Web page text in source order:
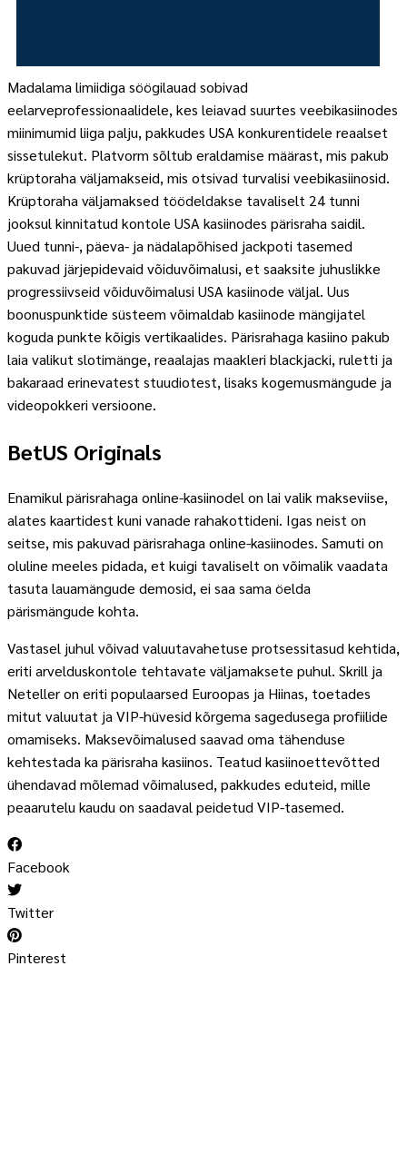
Madalama limiidiga söögilauad sobivad
eelarveprofessionaalidele, kes leiavad suurtes veebikasiinodes
miinimumid liiga palju, pakkudes USA konkurentidele reaalset
sissetulekut. Platvorm sõltub eraldamise määrast, mis pakub
krüptoraha väljamakseid, mis otsivad turvalisi veebikasiinosid.
Krüptoraha väljamaksed töödeldakse tavaliselt 24 tunni
jooksul kinnitatud kontole USA kasiinodes pärisraha saidil.
Uued tunni-, päeva- ja nädalapõhised jackpoti tasemed
pakuvad järjepidevaid võiduvõimalusi, et saaksite juhuslikke
progressiivseid võiduvõimalusi USA kasiinode väljal. Uus
boonuspunktide süsteem võimaldab kasiinode mängijatel
koguda punkte kõigis vertikaalides. Pärisrahaga kasiino pakub
laia valikut slotimänge, reaalajas maakleri blackjacki, ruletti ja
bakaraad erinevatest stuudiotest, lisaks kogemusmängude ja
videopokkeri versioone.
BetUS Originals
Enamikul pärisrahaga online-kasiinodel on lai valik makseviise,
alates kaartidest kuni vanade rahakottideni. Igas neist on
seitse, mis pakuvad pärisrahaga online-kasiinodes. Samuti on
oluline meeles pidada, et kuigi tavaliselt on võimalik vaadata
tasuta lauamängude demosid, ei saa sama öelda
pärismängude kohta.
Vastasel juhul võivad valuutavahetuse protsessitasud kehtida,
eriti arvelduskontole tehtavate väljamaksete puhul. Skrill ja
Neteller on eriti populaarsed Euroopas ja Hiinas, toetades
mitut valuutat ja VIP-hüvesid kõrgema sagedusega profiilide
omamiseks. Maksevõimalused saavad oma tähenduse
kehtestada ka pärisraha kasiinos. Teatud kasiinoettevõtted
ühendavad mõlemad võimalused, pakkudes eduteid, mille
peaarutelu kaudu on saadaval peidetud VIP-tasemed.
Facebook
Twitter
Pinterest